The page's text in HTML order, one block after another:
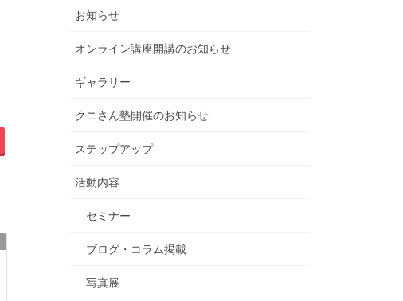
お知らせ
オンライン講座開講のお知らせ
ギャラリー
クニさん塾開催のお知らせ
ステップアップ
活動内容
セミナー
ブログ・コラム掲載
写真展